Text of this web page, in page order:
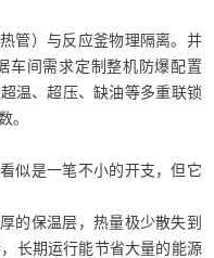
管）与反应釜物理隔离。并
车间需求定制整机防爆配置
温、超压、缺油等多重联锁
。
似是一笔不小的开支，但它
的保温层，热量极少散失到
长期运行能节省大量的能源